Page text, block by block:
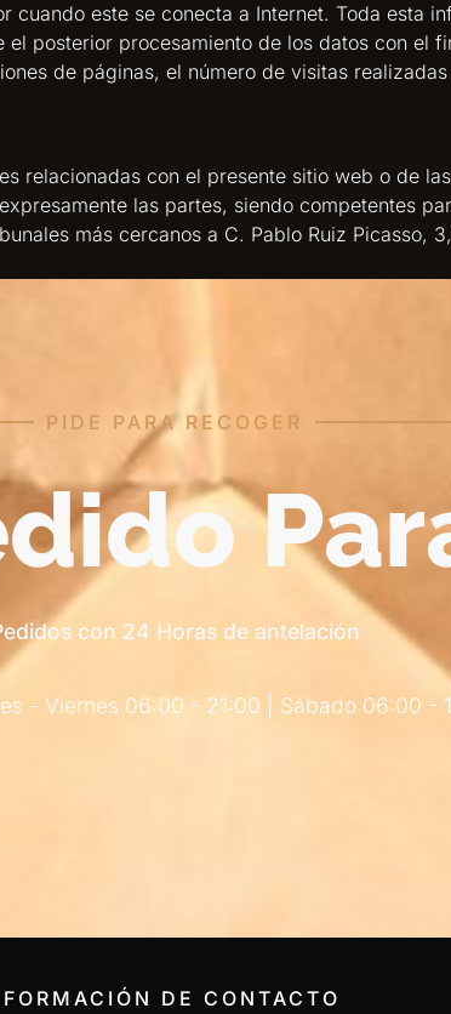
cuando este se conecta a Internet. Toda esta
posterior procesamiento de los datos con el
de páginas, el número de visitas
relacionadas con el presente sitio web o de
las partes, siendo competentes
más cercanos a C. Pablo Ruiz Picasso,
PIDE PARA RECOGER
con 24 Horas de antelación
- Viernes 06:00 - 21:00 | Sábado 06:00 -
DE CONTACTO